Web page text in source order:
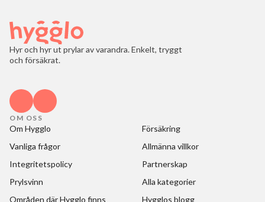
Hyr och hyr ut prylar av varandra. Enkelt, tryggt
och försäkrat.
OM OSS
Om Hygglo
Försäkring
Vanliga frågor
Allmänna villkor
Integritetspolicy
Partnerskap
Prylsvinn
Alla kategorier
Områden där Hygglo finns
Hygglos blogg